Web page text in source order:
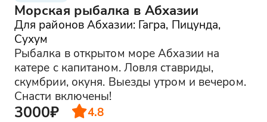
Морская рыбалка в Абхазии
Для районов Абхазии: Гагра, Пицунда,
Сухум
Рыбалка в открытом море Абхазии на
катере с капитаном. Ловля ставриды,
скумбрии, окуня. Выезды утром и вечером.
Снасти включены!
3000₽ 4.8